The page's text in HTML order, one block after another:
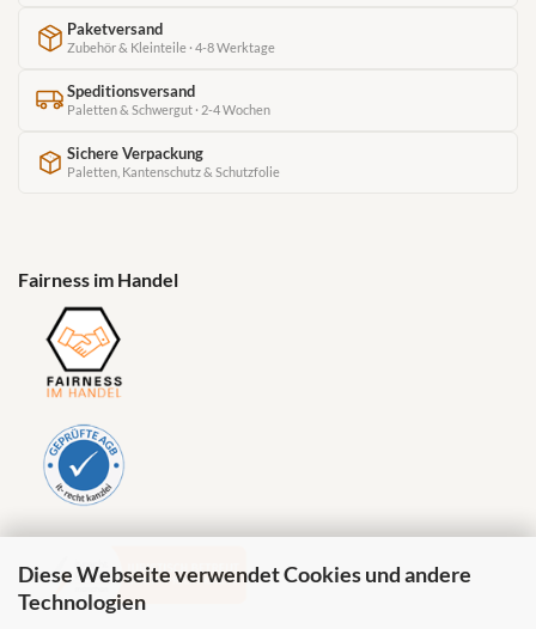
Diese Webseite verwendet Cookies und andere
Technologien
Paketversand
Zubehör & Kleinteile · 4-8 Werktage
Speditionsversand
Paletten & Schwergut · 2-4 Wochen
Sichere Verpackung
Paletten, Kantenschutz & Schutzfolie
Fairness im Handel